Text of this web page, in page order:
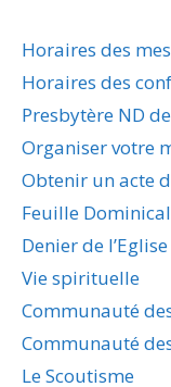
Horaires des
Horaires des
Presbytère ND
Organiser votre
Obtenir un acte
Feuille
Denier de l’Eglise
Vie spirituelle
Communauté
Communauté
Le Scoutisme